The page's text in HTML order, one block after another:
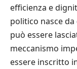
efficienza e
politico nasce
può essere
meccanismo
essere inscritto